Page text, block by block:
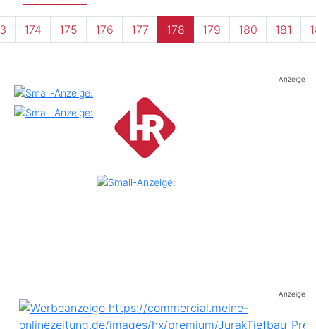
174 175 176 177 178 179 180 181
Anzeige
Anzeige